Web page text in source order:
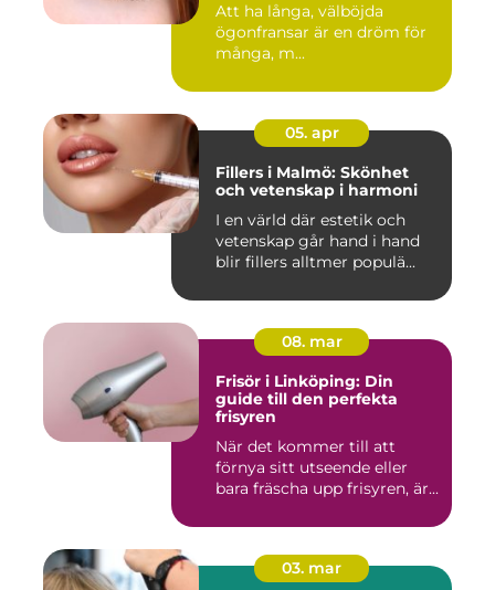
Att ha långa, välböjda
ögonfransar är en dröm för
många, m...
05. apr
Fillers i Malmö: Skönhet
och vetenskap i harmoni
I en värld där estetik och
vetenskap går hand i hand
blir fillers alltmer populä...
08. mar
Frisör i Linköping: Din
guide till den perfekta
frisyren
När det kommer till att
förnya sitt utseende eller
bara fräscha upp frisyren, är...
03. mar